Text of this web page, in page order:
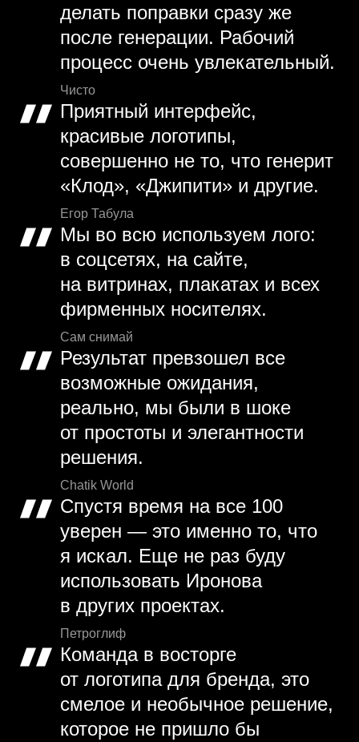
делать поправки сразу же
после генерации. Рабочий
процесс очень увлекательный.
Чисто
Приятный интерфейс,
красивые логотипы,
совершенно не то, что генерит
«Клод», «Джипити» и другие.
Егор Табула
Мы во всю используем лого:
в соцсетях, на сайте,
на витринах, плакатах и всех
фирменных носителях.
Сам снимай
Результат превзошел все
возможные ожидания,
реально, мы были в шоке
от простоты и элегантности
решения.
Chatik World
Спустя время на все 100
уверен — это именно то, что
я искал. Еще не раз буду
использовать Иронова
в других проектах.
Петроглиф
Команда в восторге
от логотипа для бренда, это
смелое и необычное решение,
которое не пришло бы